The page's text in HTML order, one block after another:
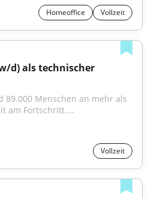
Homeoffice Vollzeit
89.000 Menschen an mehr als
am Fortschritt....
Vollzeit